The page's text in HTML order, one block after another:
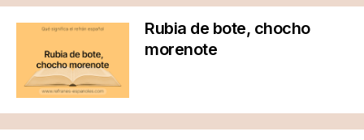
Rubia de bote, chocho
morenote